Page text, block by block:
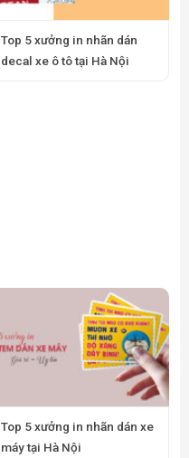
Top 5 xưởng in nhãn dán
decal xe ô tô tại Hà Nội
Top 5 xưởng in nhãn dán xe
máy tại Hà Nội